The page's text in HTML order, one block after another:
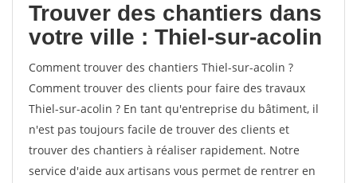
Trouver des chantiers dans
votre ville : Thiel-sur-acolin
Comment trouver des chantiers Thiel-sur-acolin ?
Comment trouver des clients pour faire des travaux
Thiel-sur-acolin ? En tant qu'entreprise du bâtiment, il
n'est pas toujours facile de trouver des clients et
trouver des chantiers à réaliser rapidement. Notre
service d'aide aux artisans vous permet de rentrer en